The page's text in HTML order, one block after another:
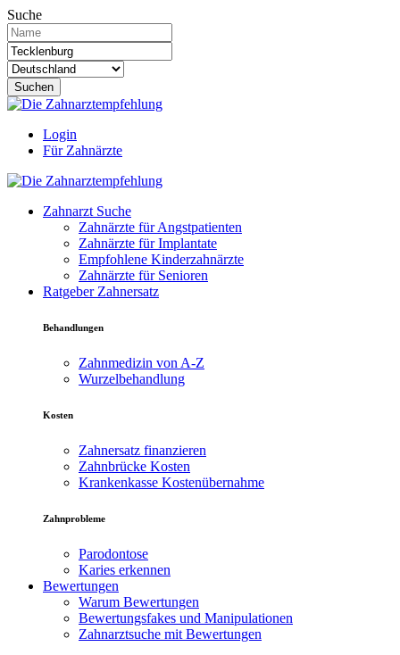
Suche
Suchen
Login
Für Zahnärzte
Zahnarzt Suche
Zahnärzte für Angstpatienten
Zahnärzte für Implantate
Empfohlene Kinderzahnärzte
Zahnärzte für Senioren
Ratgeber Zahnersatz
Behandlungen
Zahnmedizin von A-Z
Wurzelbehandlung
Kosten
Zahnersatz finanzieren
Zahnbrücke Kosten
Krankenkasse Kostenübernahme
Zahnprobleme
Parodontose
Karies erkennen
Bewertungen
Warum Bewertungen
Bewertungsfakes und Manipulationen
Zahnarztsuche mit Bewertungen